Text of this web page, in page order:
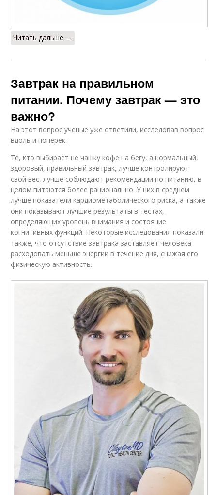
Читать дальше →
Завтрак на правильном
питании. Почему завтрак — это
важно?
На этот вопрос ученые уже ответили, исследовав вопрос
вдоль и поперек.
Те, кто выбирает не чашку кофе на бегу, а нормальный,
здоровый, правильный завтрак, лучше контролируют
свой вес, лучше соблюдают рекомендации по питанию, в
целом питаются более рационально. У них в среднем
лучше показатели кардиометаболического риска, а также
они показывают лучшие результаты в тестах,
определяющих уровень внимания и состояние
когнитивных функций. Некоторые исследования показали
также, что отсутствие завтрака заставляет человека
расходовать меньше энергии в течение дня, снижая его
физическую активность.